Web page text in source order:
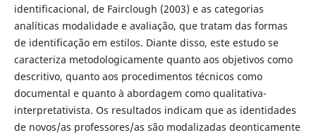
identificacional, de Fairclough (2003) e as categorias
analíticas modalidade e avaliação, que tratam das formas
de identificação em estilos. Diante disso, este estudo se
caracteriza metodologicamente quanto aos objetivos como
descritivo, quanto aos procedimentos técnicos como
documental e quanto à abordagem como qualitativa-
interpretativista. Os resultados indicam que as identidades
de novos/as professores/as são modalizadas deonticamente